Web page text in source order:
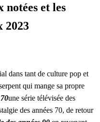
notées et les
2023
dans tant de culture pop et
qui mange sa propre
une série télévisée des
des années 70, de retour